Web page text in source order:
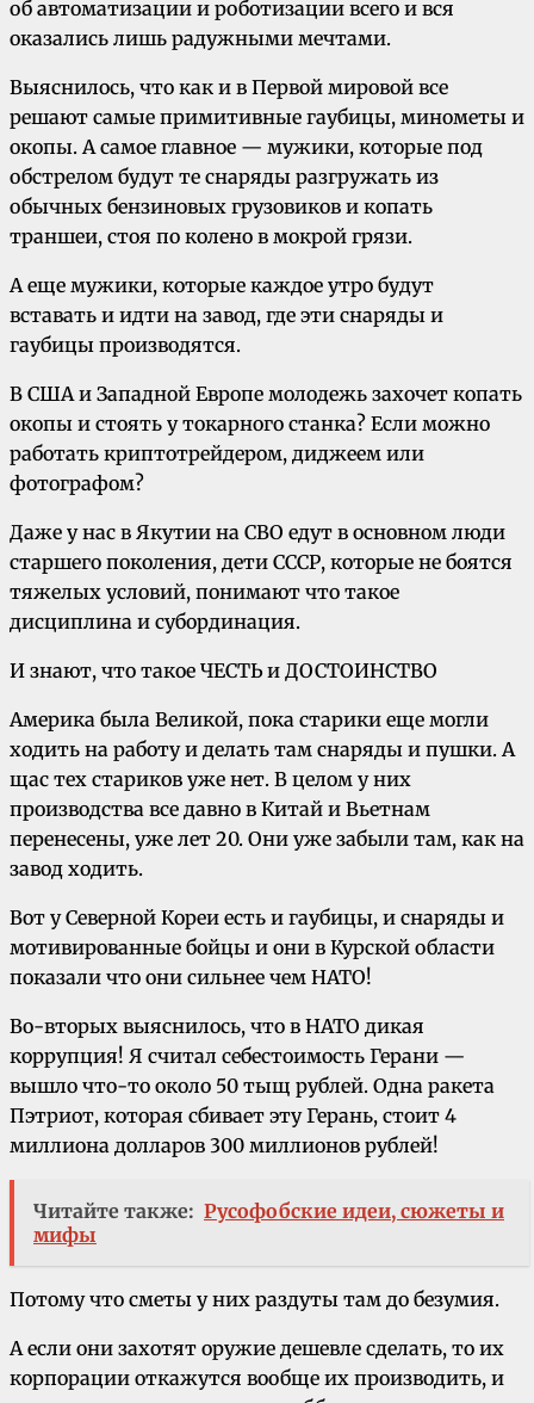
об автоматизации и роботизации всего и вся
оказались лишь радужными мечтами.
Выяснилось, что как и в Первой мировой все
решают самые примитивные гаубицы, минометы и
окопы. А самое главное — мужики, которые под
обстрелом будут те снаряды разгружать из
обычных бензиновых грузовиков и копать
траншеи, стоя по колено в мокрой грязи.
А еще мужики, которые каждое утро будут
вставать и идти на завод, где эти снаряды и
гаубицы производятся.
В США и Западной Европе молодежь захочет копать
окопы и стоять у токарного станка? Если можно
работать криптотрейдером, диджеем или
фотографом?
Даже у нас в Якутии на СВО едут в основном люди
старшего поколения, дети СССР, которые не боятся
тяжелых условий, понимают что такое
дисциплина и субординация.
И знают, что такое ЧЕСТЬ и ДОСТОИНСТВО
Америка была Великой, пока старики еще могли
ходить на работу и делать там снаряды и пушки. А
щас тех стариков уже нет. В целом у них
производства все давно в Китай и Вьетнам
перенесены, уже лет 20. Они уже забыли там, как на
завод ходить.
Вот у Северной Кореи есть и гаубицы, и снаряды и
мотивированные бойцы и они в Курской области
показали что они сильнее чем НАТО!
Во-вторых выяснилось, что в НАТО дикая
коррупция! Я считал себестоимость Герани —
вышло что-то около 50 тыщ рублей. Одна ракета
Пэтриот, которая сбивает эту Герань, стоит 4
миллиона долларов 300 миллионов рублей!
Читайте также: Русофобские идеи, сюжеты и
мифы
Потому что сметы у них раздуты там до безумия.
А если они захотят оружие дешевле сделать, то их
корпорации откажутся вообще их производить, и